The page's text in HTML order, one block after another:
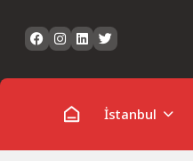
content
İstanbul